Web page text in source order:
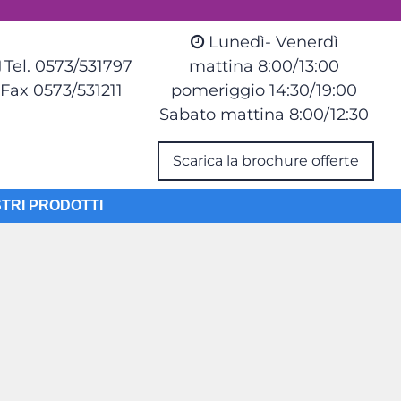
Tel. 0573/531797
Fax 0573/531211
Lunedì- Venerdì
mattina 8:00/13:00
pomeriggio 14:30/19:00
Sabato mattina 8:00/12:30
Scarica la brochure offerte
PRODOTTI